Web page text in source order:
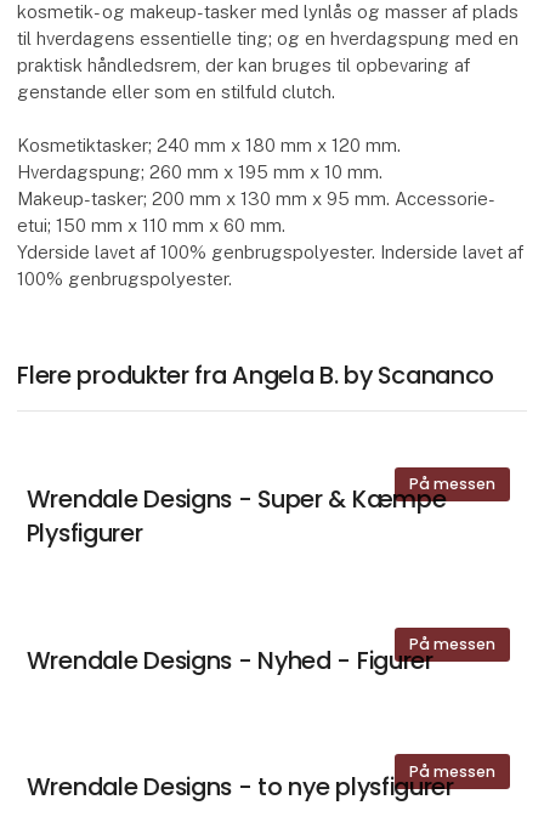
kosmetik- og makeup-tasker med lynlås og masser af plads
til hverdagens essentielle ting; og en hverdagspung med en
praktisk håndledsrem, der kan bruges til opbevaring af
genstande eller som en stilfuld clutch.
Kosmetiktasker; 240 mm x 180 mm x 120 mm.
Hverdagspung; 260 mm x 195 mm x 10 mm.
Makeup-tasker; 200 mm x 130 mm x 95 mm. Accessorie-
etui; 150 mm x 110 mm x 60 mm.
Yderside lavet af 100% genbrugspolyester. Inderside lavet af
100% genbrugspolyester.
Flere produkter fra Angela B. by Scananco
På messen
Wrendale Designs - Super & Kæmpe
Plysfigurer
På messen
Wrendale Designs - Nyhed - Figurer
På messen
Wrendale Designs - to nye plysfigurer